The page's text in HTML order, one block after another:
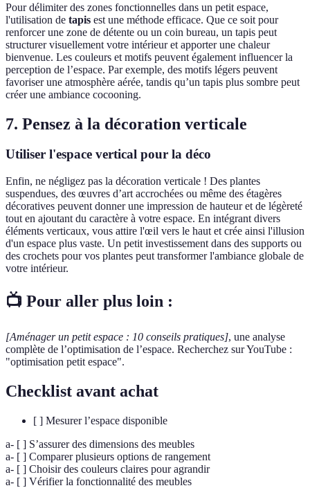
Pour délimiter des zones fonctionnelles dans un petit espace,
l'utilisation de tapis est une méthode efficace. Que ce soit pour
renforcer une zone de détente ou un coin bureau, un tapis peut
structurer visuellement votre intérieur et apporter une chaleur
bienvenue. Les couleurs et motifs peuvent également influencer la
perception de l’espace. Par exemple, des motifs légers peuvent
favoriser une atmosphère aérée, tandis qu’un tapis plus sombre peut
créer une ambiance cocooning.
7. Pensez à la décoration verticale
Utiliser l'espace vertical pour la déco
Enfin, ne négligez pas la décoration verticale ! Des plantes
suspendues, des œuvres d’art accrochées ou même des étagères
décoratives peuvent donner une impression de hauteur et de légèreté
tout en ajoutant du caractère à votre espace. En intégrant divers
éléments verticaux, vous attire l'œil vers le haut et crée ainsi l'illusion
d'un espace plus vaste. Un petit investissement dans des supports ou
des crochets pour vos plantes peut transformer l'ambiance globale de
votre intérieur.
📺 Pour aller plus loin :
[Aménager un petit espace : 10 conseils pratiques], une analyse
complète de l’optimisation de l’espace. Recherchez sur YouTube :
"optimisation petit espace".
Checklist avant achat
[ ] Mesurer l’espace disponible
a- [ ] S’assurer des dimensions des meubles
a- [ ] Comparer plusieurs options de rangement
a- [ ] Choisir des couleurs claires pour agrandir
a- [ ] Vérifier la fonctionnalité des meubles